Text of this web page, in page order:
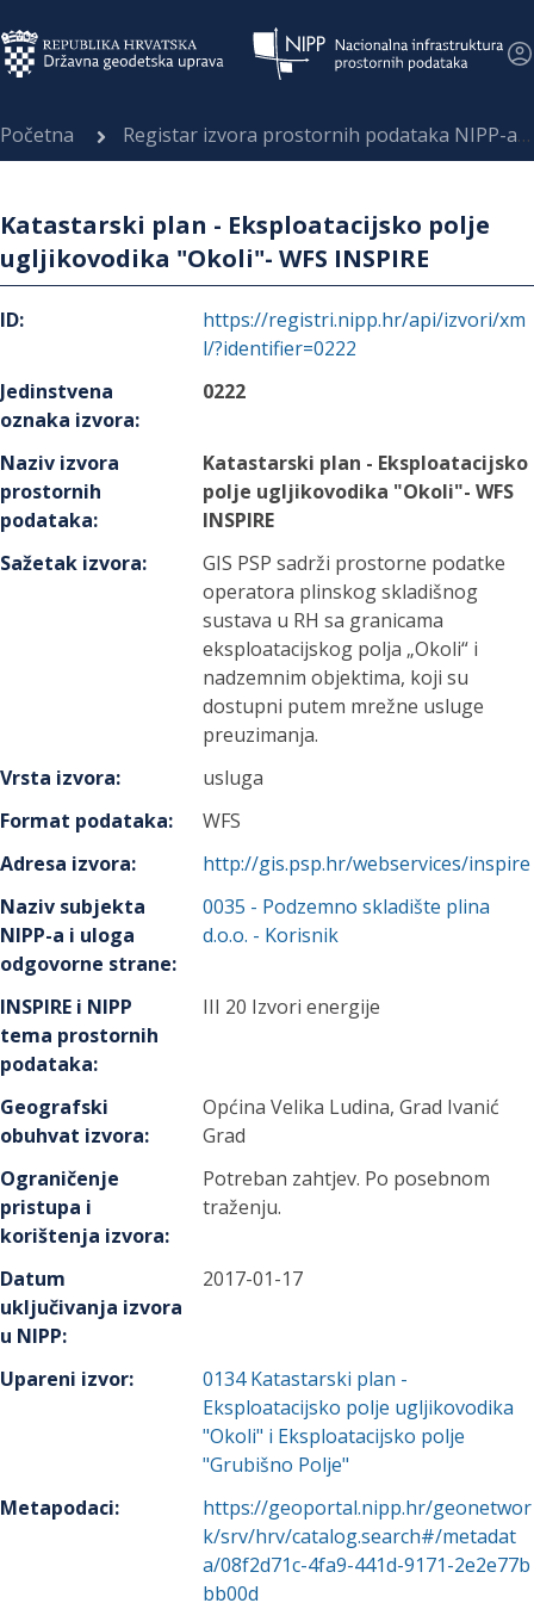
Početna Registar izvora prostornih podataka NIPP-a
Katastarski plan - Eksploatacijsko polje
ugljikovodika "Okoli"- WFS INSPIRE
ID:
https://registri.nipp.hr/api/izvori/xm
l/?identifier=0222
Jedinstvena
oznaka izvora:
0222
Naziv izvora
prostornih
podataka:
Katastarski plan - Eksploatacijsko
polje ugljikovodika "Okoli"- WFS
INSPIRE
Sažetak izvora:
GIS PSP sadrži prostorne podatke
operatora plinskog skladišnog
sustava u RH sa granicama
eksploatacijskog polja „Okoli“ i
nadzemnim objektima, koji su
dostupni putem mrežne usluge
preuzimanja.
Vrsta izvora:
usluga
Format podataka:
WFS
Adresa izvora:
http://gis.psp.hr/webservices/inspire
Naziv subjekta
NIPP-a i uloga
odgovorne strane:
0035 - Podzemno skladište plina
d.o.o. - Korisnik
INSPIRE i NIPP
tema prostornih
podataka:
III 20 Izvori energije
Geografski
obuhvat izvora:
Općina Velika Ludina, Grad Ivanić
Grad
Ograničenje
pristupa i
korištenja izvora:
Potreban zahtjev. Po posebnom
traženju.
Datum
uključivanja izvora
u NIPP:
2017-01-17
Upareni izvor: 0134 Katastarski plan -
Eksploatacijsko polje ugljikovodika
"Okoli" i Eksploatacijsko polje
"Grubišno Polje"
Metapodaci:
https://geoportal.nipp.hr/geonetwor
k/srv/hrv/catalog.search#/metadat
a/08f2d71c-4fa9-441d-9171-2e2e77b
bb00d